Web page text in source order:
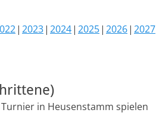
2023 2024 2025 2026 2027
in Heusenstamm spielen